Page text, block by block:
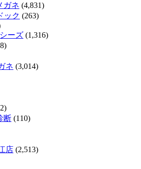
ガネ (4,831)
ック (263)
ーズ (1,316)
ネ (3,014)
断 (110)
店 (2,513)